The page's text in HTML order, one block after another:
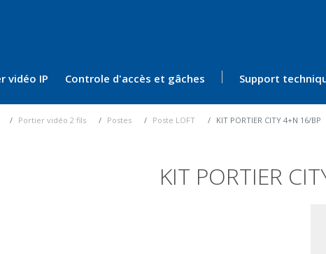
vidéo IP Controle d'accès et gâches Support
Portier vidéo 2 fils Postes Poste LOFT KIT PORTIER CITY 4+N 16/BP
KIT PORTIER